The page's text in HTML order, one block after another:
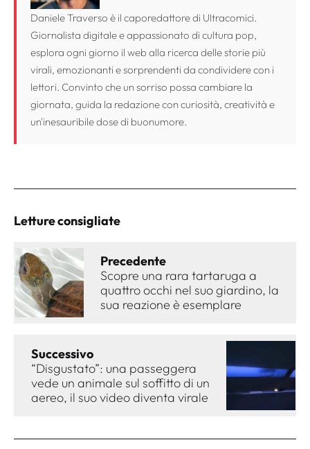
Daniele Traverso è il caporedattore di Ultracomici.
Giornalista digitale e appassionato di cultura pop,
esplora ogni giorno il web alla ricerca delle storie più
virali, emozionanti e sorprendenti da condividere con i
lettori. Convinto che un sorriso possa cambiare la
giornata, guida la redazione con curiosità, creatività e
un'inesauribile dose di buonumore.
Letture consigliate
Precedente
Scopre una rara tartaruga a
quattro occhi nel suo giardino, la
sua reazione è esemplare
Successivo
“Disgustato”: una passeggera
vede un animale sul soffitto di un
aereo, il suo video diventa virale